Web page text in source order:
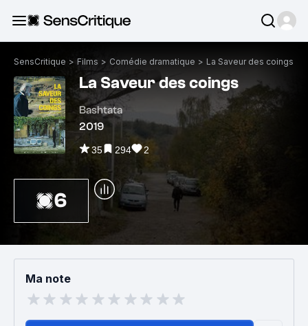
SensCritique > Films > Comédie dramatique > La Saveur des coings
La Saveur des coings
Bashtata
2019
35 294 2
6
Ma note